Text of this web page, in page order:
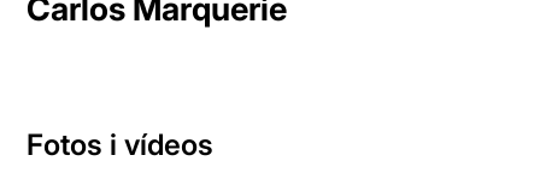
Carlos Marquerie
Fotos i vídeos